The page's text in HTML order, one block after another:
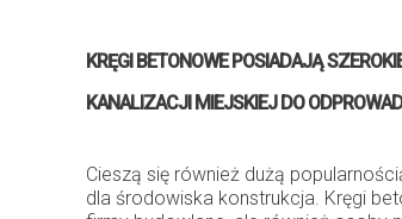
KRĘGI BETONOWE POSIADAJĄ
KANALIZACJI MIEJSKIEJ DO
Cieszą się również dużą
dla środowiska konstrukcja. Kręgi